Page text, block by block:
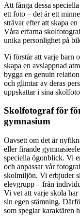
Att fånga dessa
ett foto – det är ett
strävar efter att skapa
Våra erfarna
unika personlighet på
Vi förstår att varje barn
skapa en avslappnad
bygga en genuin
och glimtar av deras
uppskattar i sina
Skolfotograf för
gymnasium
Oavsett om det är
eller firande
speciella ögonblick. Vi
och anpassar vår
skolmiljön. Vi erbjuder
elevgrupp – från
Vi vet att varje skola
sin egen stämning.
som speglar karaktären